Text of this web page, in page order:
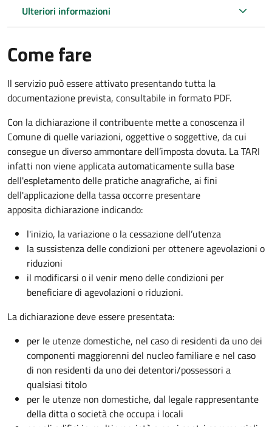
Ulteriori informazioni
Come fare
Il servizio può essere attivato presentando tutta la
documentazione prevista, consultabile in formato PDF.
Con la dichiarazione il contribuente mette a conoscenza il
Comune di quelle variazioni, oggettive o soggettive, da cui
consegue un diverso ammontare dell’imposta dovuta. La TARI
infatti non viene applicata automaticamente sulla base
dell'espletamento delle pratiche anagrafiche, ai fini
dell'applicazione della tassa occorre presentare
apposita dichiarazione indicando:
l'inizio, la variazione o la cessazione dell’utenza
la sussistenza delle condizioni per ottenere agevolazioni o
riduzioni
il modificarsi o il venir meno delle condizioni per
beneficiare di agevolazioni o riduzioni.
La dichiarazione deve essere presentata:
per le utenze domestiche, nel caso di residenti da uno dei
componenti maggiorenni del nucleo familiare e nel caso
di non residenti da uno dei detentori/possessori a
qualsiasi titolo
per le utenze non domestiche, dal legale rappresentante
della ditta o società che occupa i locali